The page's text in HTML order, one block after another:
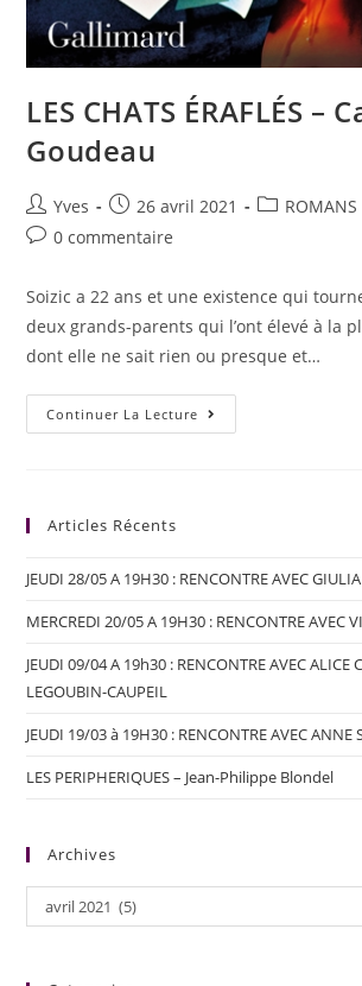
LES CHATS ÉRAFLÉS –
Goudeau
Yves 26 avril 2021
ROMANS
0 commentaire
Soizic a 22 ans et une existence qui
deux grands-parents qui l’ont élevé à la
dont elle ne sait rien ou presque et…
Continuer La Lecture
Articles Récents
JEUDI 28/05 A 19H30 : RENCONTRE AVEC
MERCREDI 20/05 A 19H30 : RENCONTRE AVEC
JEUDI 09/04 A 19h30 : RENCONTRE AVEC ALICE
LEGOUBIN-CAUPEIL
JEUDI 19/03 à 19H30 : RENCONTRE AVEC ANNE
LES PERIPHERIQUES – Jean-Philippe Blondel
Archives
avril 2021 (5)